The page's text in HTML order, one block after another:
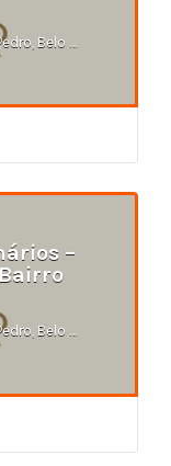
Av. do Contorno, 6283 - Sala 502 - São Pedro, Belo Horizonte - MG
–
Av. do Contorno, 6283 - Sala 502 - São Pedro, Belo Horizonte - MG